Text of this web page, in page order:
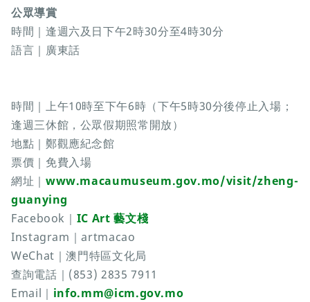
公眾導賞
時間｜逢週六及日下午2時30分至4時30分
語言｜廣東話
時間｜上午10時至下午6時（下午5時30分後停止入場；
逢週三休館，公眾假期照常開放）
地點｜鄭觀應紀念館
票價｜免費入場
網址｜ www.macaumuseum.gov.mo/visit/zheng-
guanying
Facebook｜ IC Art 藝文棧
Instagram｜artmacao
WeChat｜澳門特區文化局
查詢電話｜(853) 2835 7911
Email｜ info.mm@icm.gov.mo